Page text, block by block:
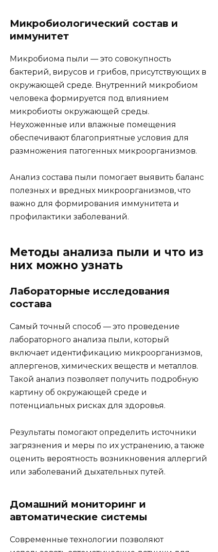
Микробиологический состав и
иммунитет
Микробиома пыли — это совокупность
бактерий, вирусов и грибов, присутствующих в
окружающей среде. Внутренний микробиом
человека формируется под влиянием
микробиоты окружающей среды.
Неухоженные или влажные помещения
обеспечивают благоприятные условия для
размножения патогенных микроорганизмов.
Анализ состава пыли помогает выявить баланс
полезных и вредных микроорганизмов, что
важно для формирования иммунитета и
профилактики заболеваний.
Методы анализа пыли и что из
них можно узнать
Лабораторные исследования
состава
Самый точный способ — это проведение
лабораторного анализа пыли, который
включает идентификацию микроорганизмов,
аллергенов, химических веществ и металлов.
Такой анализ позволяет получить подробную
картину об окружающей среде и
потенциальных рисках для здоровья.
Результаты помогают определить источники
загрязнения и меры по их устранению, а также
оценить вероятность возникновения аллергий
или заболеваний дыхательных путей.
Домашний мониторинг и
автоматические системы
Современные технологии позволяют